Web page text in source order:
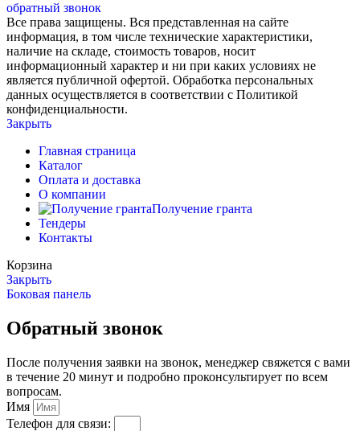
обратный звонок
Все права защищены. Вся представленная на сайте
информация, в том числе технические характеристики,
наличие на складе, стоимость товаров, носит
информационный характер и ни при каких условиях не
является публичной офертой. Обработка персональных
данных осуществляется в соответствии с Политикой
конфиденциальности.
Закрыть
Главная страница
Каталог
Оплата и доставка
О компании
Получение гранта
Тендеры
Контакты
Корзина
Закрыть
Боковая панель
Обратный звонок
После получения заявки на звонок, менеджер свяжется с вами
в течение 20 минут и подробно проконсультирует по всем
вопросам.
Имя
Телефон для связи: